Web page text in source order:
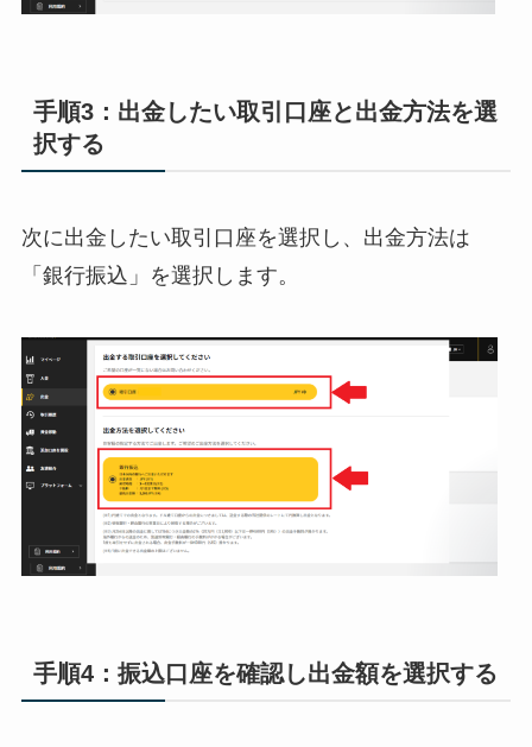
手順3：出金したい取引口座と出金方法を選
択する
次に出金したい取引口座を選択し、出金方法は
「銀行振込」を選択します。
手順4：振込口座を確認し出金額を選択する